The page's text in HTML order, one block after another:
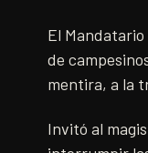
El
de
mentira, a la
Invitó al